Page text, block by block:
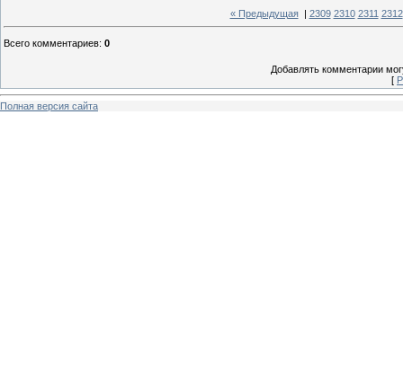
« Предыдущая| 2309 2310 2311 2312
Всего комментариев: 0
Добавлять комментарии
[
Полная версия сайта